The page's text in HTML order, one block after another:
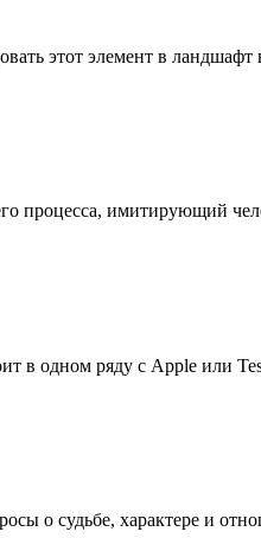
этот элемент в ландшафт
процесса, имитирующий
в одном ряду с Apple или
о судьбе, характере и